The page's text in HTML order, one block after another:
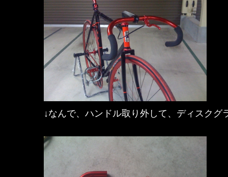
↓なんで、ハンドル取り外して、ディスクグ